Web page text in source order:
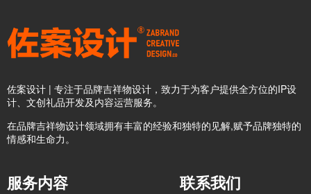
佐案设计 | 专注于品牌吉祥物设计，致力于为客户提供全方位的IP设
计、文创礼品开发及内容运营服务。
在品牌吉祥物设计领域拥有丰富的经验和独特的见解,赋予品牌独特的
情感和生命力。
服务内容 联系我们